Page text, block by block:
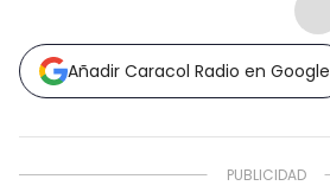
Añadir Caracol Radio en Google